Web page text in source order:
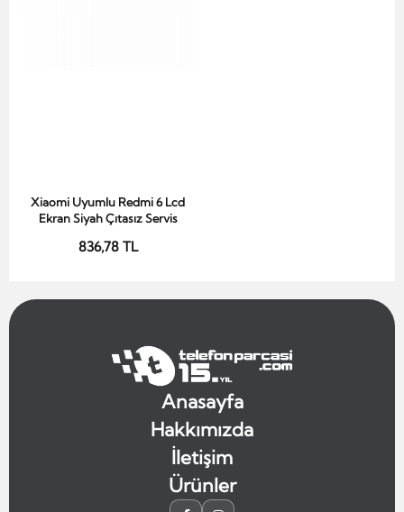
Sepete Ekle
Xiaomi Uyumlu Redmi 6 Lcd
Ekran Siyah Çıtasız Servis
836,78 TL
Anasayfa
Hakkımızda
İletişim
Ürünler